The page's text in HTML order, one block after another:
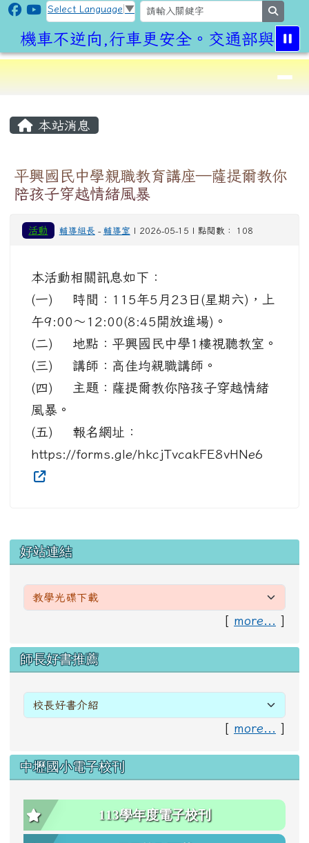
跳至主內容區
CLPS Site
Select Language ▼
機車不逆向,行車更安全。交通部與桃
⏸
導覽列
本站消息
平興國民中學親職教育講座—薩提爾教你
陪孩子穿越情緒風暴
活動 輔導組長 - 輔導室 | 2026-05-15 | 點閱數： 108
本活動相關訊息如下：
(一) 時間：115年5月23日(星期六)，上
午9:00～12:00(8:45開放進場)。
(二) 地點：平興國民中學1樓視聽教室。
(三) 講師：高佳均親職講師。
(四) 主題：薩提爾教你陪孩子穿越情緒
風暴。
(五) 報名網址：
https://forms.gle/hkcjTvcakFE8vHNe6
左邊區域內容
好站連結
[ more... ]
右邊區域內容
師長好書推薦
[ more... ]
中壢國小電子校刊
113學年度電子校刊